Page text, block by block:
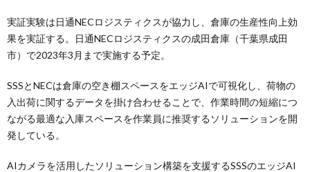
実証実験は日通NECロジスティクスが協力し、倉庫の生産性向上効
果を実証する。日通NECロジスティクスの成田倉庫（千葉県成田
市）で2023年3月まで実施する予定。
SSSとNECは倉庫の空き棚スペースをエッジAIで可視化し、荷物の
入出荷に関するデータを掛け合わせることで、作業時間の短縮につ
ながる最適な入庫スペースを作業員に推奨するソリューションを開
発している。
AIカメラを活用したソリューション構築を支援するSSSのエッジAI